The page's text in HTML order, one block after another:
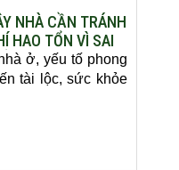
NHÀ CẦN TRÁNH
HAO TỔN VÌ SAI
ở, yếu tố phong
tài lộc, sức khỏe